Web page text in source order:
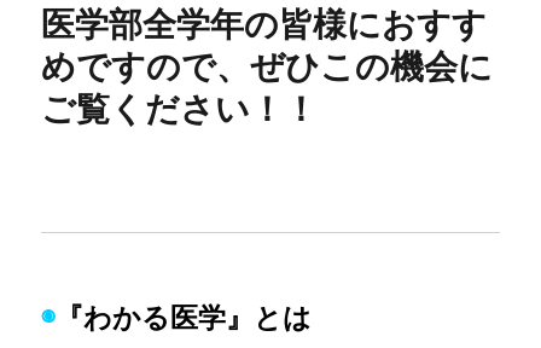
医学部全学年の皆様におすす
めですので、ぜひこの機会に
ご覧ください！！
◉ 『わかる医学』とは